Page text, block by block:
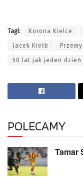
Tagi: Korona Kielce
Jacek Kiełb
50 lat jak jeden dzień
POLECAMY
Tamar